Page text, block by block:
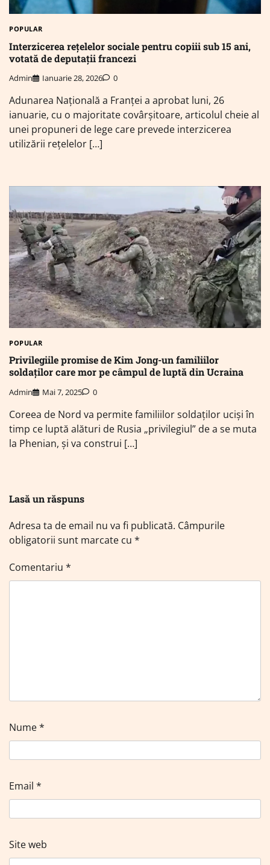
POPULAR
Interzicerea rețelelor sociale pentru copiii sub 15 ani,
votată de deputații francezi
Admin Ianuarie 28, 2026 0
Adunarea Naţională a Franţei a aprobat luni, 26
ianuarie, cu o majoritate covârşitoare, articolul cheie al
unei propuneri de lege care prevede interzicerea
utilizării reţelelor […]
POPULAR
Privilegiile promise de Kim Jong-un familiilor
soldaților care mor pe câmpul de luptă din Ucraina
Admin Mai 7, 2025 0
Coreea de Nord va permite familiilor soldaților uciși în
timp ce luptă alături de Rusia „privilegiul” de a se muta
la Phenian, și va construi […]
Lasă un răspuns
Adresa ta de email nu va fi publicată. Câmpurile
obligatorii sunt marcate cu *
Comentariu *
Nume*
Email *
Site web